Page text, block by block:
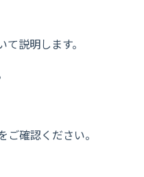
説明します。
確認ください。